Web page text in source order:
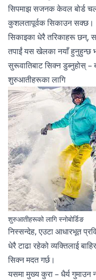
सिपमाझ सजनक केवल बोर्ड
कुशलतापूर्वक सिकाउन सक्छ।
सिकाइका धेरै तरिकाहरू छन्,
तपाईं यस खेलका नयाँ हुनुहुन्छ
सुरूवातिबाट सिक्न डुब्नुहोस् –
शुरुआतीहरूका लागि
शुरुआतीहरूको लागि स्नोबोर्डिङ
निस्सन्देह, एउटा आधारभूत
धेरै टाढा रहेको व्यक्तिलाई
सिक्न मदत गर्छ।
यसमा मुख्य कुरा – धैर्य